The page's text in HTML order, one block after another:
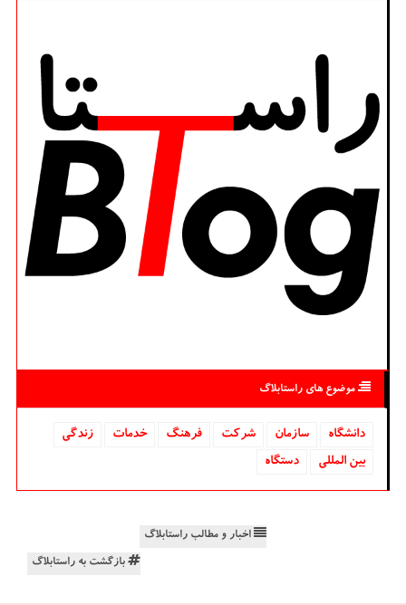
موضوع های راستابلاگ
دانشگاه‌ سازمان شركت فرهنگ خدمات
زندگی
بین المللی
دستگاه
اخبار و مطالب راستابلاگ
بازگشت به راستابلاگ